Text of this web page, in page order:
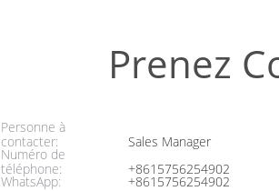
Prenez
Personne à
contacter:
Sales Manager
Numéro de
téléphone:
+8615756254902
WhatsApp: +8615756254902